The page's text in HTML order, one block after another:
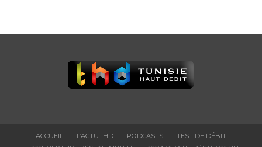
ACCUEIL L’ACTUTHD PODCASTS
TEST DE DÉBIT